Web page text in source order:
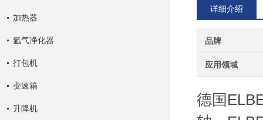
加热器
氩气净化器
打包机
变速箱
升降机
详细介绍
品牌
应用领域
德国